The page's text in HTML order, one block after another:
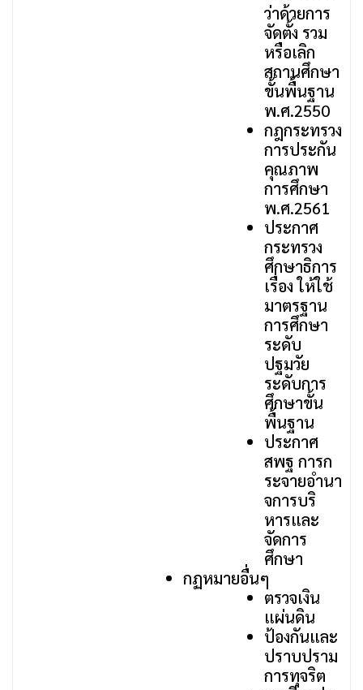
ว่าด้วยการ
จัดตั้ง รวม
หรือเลิก
สถานศึกษา
ขั้นพื้นฐาน
พ.ศ.2550
กฎกระทรวง
การประกัน
คุณภาพ
การศึกษา
พ.ศ.2561
ประกาศ
กระทรวง
ศึกษาธิการ
เรื่อง ให้ใช้
มาตรฐาน
การศึกษา
ระดับ
ปฐมวัย
ระดับการ
ศึกษาขั้น
พื้นฐาน
ประกาศ
สพฐ การก
ระจายอำนา
จการบริ
หารและ
จัดการ
ศึกษา
กฏหมายอื่นๆ
ตรวจเงิน
แผ่นดิน
ป้องกันและ
ปราบปราม
การทุจริต